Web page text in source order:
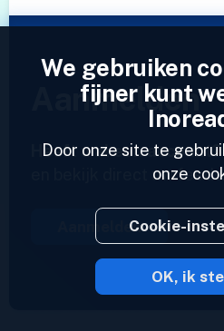
Aanmelden
Heeft u al een account?
en bekijk direct uw
Aanmelden
2023 ©
We gebruiken
fijner kunt
Door onze site te
onze
Cookie-
OK, ik